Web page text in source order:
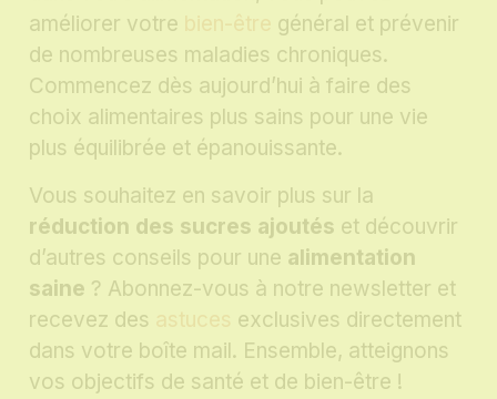
améliorer votre bien-être général et prévenir
de nombreuses maladies chroniques.
Commencez dès aujourd’hui à faire des
choix alimentaires plus sains pour une vie
plus équilibrée et épanouissante.
Vous souhaitez en savoir plus sur la
réduction des sucres ajoutés et découvrir
d’autres conseils pour une alimentation
saine ? Abonnez-vous à notre newsletter et
recevez des astuces exclusives directement
dans votre boîte mail. Ensemble, atteignons
vos objectifs de santé et de bien-être !